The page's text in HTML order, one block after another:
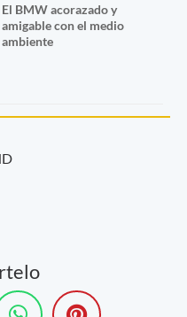
El BMW acorazado y
amigable con el medio
ambiente